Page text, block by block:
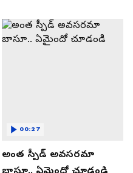
అంత స్పీడ్ అవసరమా
బాసూ.. ఏమైందో చూడండి
00:27